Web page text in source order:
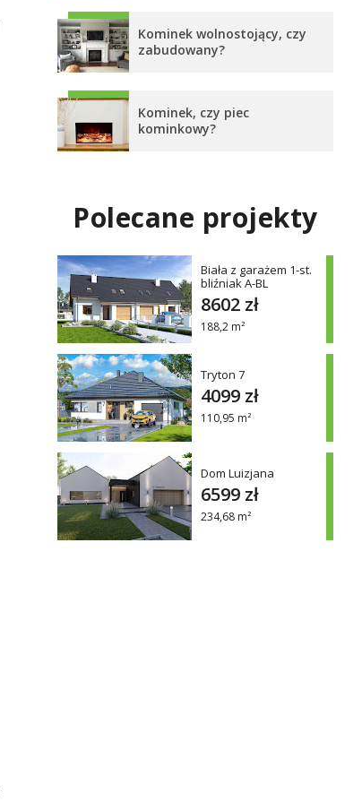
Kominek wolnostojący, czy
zabudowany?
Kominek, czy piec
kominkowy?
Polecane projekty
Biała z garażem 1-st.
bliźniak A-BL
188,2 m²
8602 zł
Tryton 7
110,95 m²
4099 zł
Dom Luizjana
234,68 m²
6599 zł